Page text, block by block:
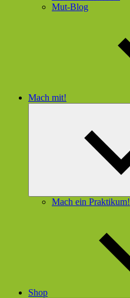
Mut-Blog
Mach mit!
Mach ein Praktikum!
Shop